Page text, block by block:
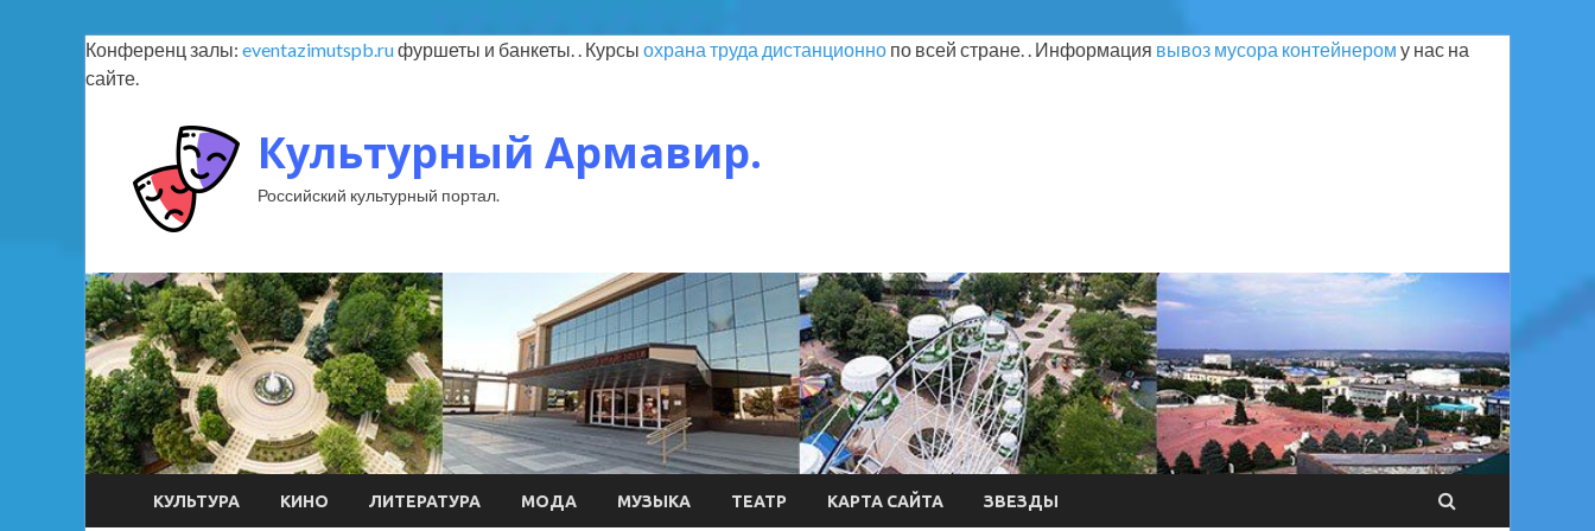
Конференц залы: eventazimutspb.ruфуршеты и банкеты. . Курсы охрана труда дистанционно по всей стране. . Информация вывоз мусора контейнером у нас на
сайте.
Культурный Армавир.
Российский культурный портал.
КУЛЬТУРА КИНО ЛИТЕРАТУРА МОДА МУЗЫКА ТЕАТР КАРТА САЙТА ЗВЕЗДЫ